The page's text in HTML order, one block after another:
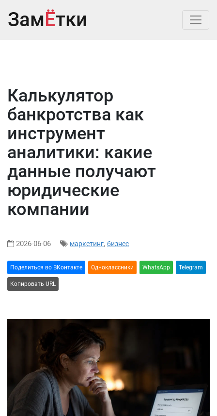
ЗамЁтки
Калькулятор
банкротства как
инструмент
аналитики: какие
данные получают
юридические
компании
2026-06-06 маркетинг, бизнес
Поделиться во ВКонтакте Oдноклассники WhatsApp Telegram
Копировать URL